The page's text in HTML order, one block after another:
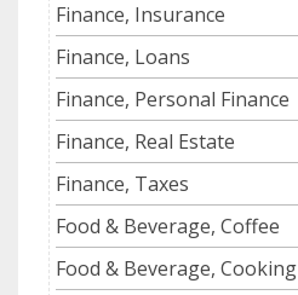
Finance, Insurance
Finance, Loans
Finance, Personal Finance
Finance, Real Estate
Finance, Taxes
Food & Beverage, Coffee
Food & Beverage, Cooking